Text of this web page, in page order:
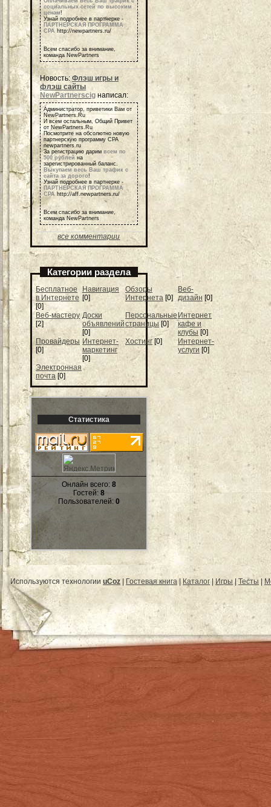
социальных сетей по высоким
ценам!
Узнай подробнее в партнерке -
ПАРТНЕРСКАЯ ПРОГРАММА
СРА http://newpartners.ru/
Всем спасибо за внимание,
команда NewPartners
Новость:Флэш игры и
флэш сайты
NewPartnerscigнаписал:
Администратор, приветики Вам от
NewPartners.Ru
И всем остальным, Общий Привет
от NewPartners.Ru
Посмотрите на обсолютно новую
партнерскую программу СРА
newpartners.ru
За регистрацию дарим всем по
500 рублей на
зарегистрированный баланс.
Выкупаем весь Ваш трафик с
сайта за дорого!
Узнай подробнее в партнерке -
ПАРТНЕРСКАЯ ПРОГРАММА
СРАhttp://aff.newpartners.ru/
Всем спасибо за внимание,
команда NewPartners
все комментарии
Категории раздела
Бесплатное
в Интернете
[0]
Навигация
[0]
Обзоры
Интернета [0]
Веб-
дизайн [0]
Веб-мастеру
[2]
Доски
объявлений
[0]
Персональные
страницы [0]
Интернет
кафе и
клубы [0]
Провайдеры
[0]
Интернет-
маркетинг
[0]
Хостинг [0]
Интернет-
услуги [0]
Электронная
почта [0]
Статистика
Онлайн всего: 8
Гостей: 8
Пользователей: 0
Используются технологии uCoz Гостевая книга Каталог Игры Тесты